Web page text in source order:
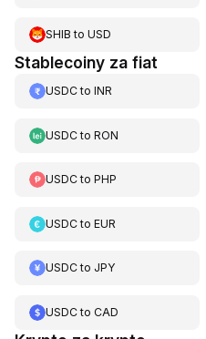
SHIB to USD
Stablecoiny za fiat
USDCto INR
USDCto RON
USDCto PHP
USDCto EUR
USDCto JPY
USDCto CAD